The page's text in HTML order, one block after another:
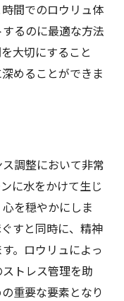
間でのロウリュ体
るのに最適な方法
大切にすること
めることができま
調整において非常
に水をかけて生じ
を穏やかにしま
すと同時に、精神
。ロウリュによっ
トレス管理を助
重要な要素となり